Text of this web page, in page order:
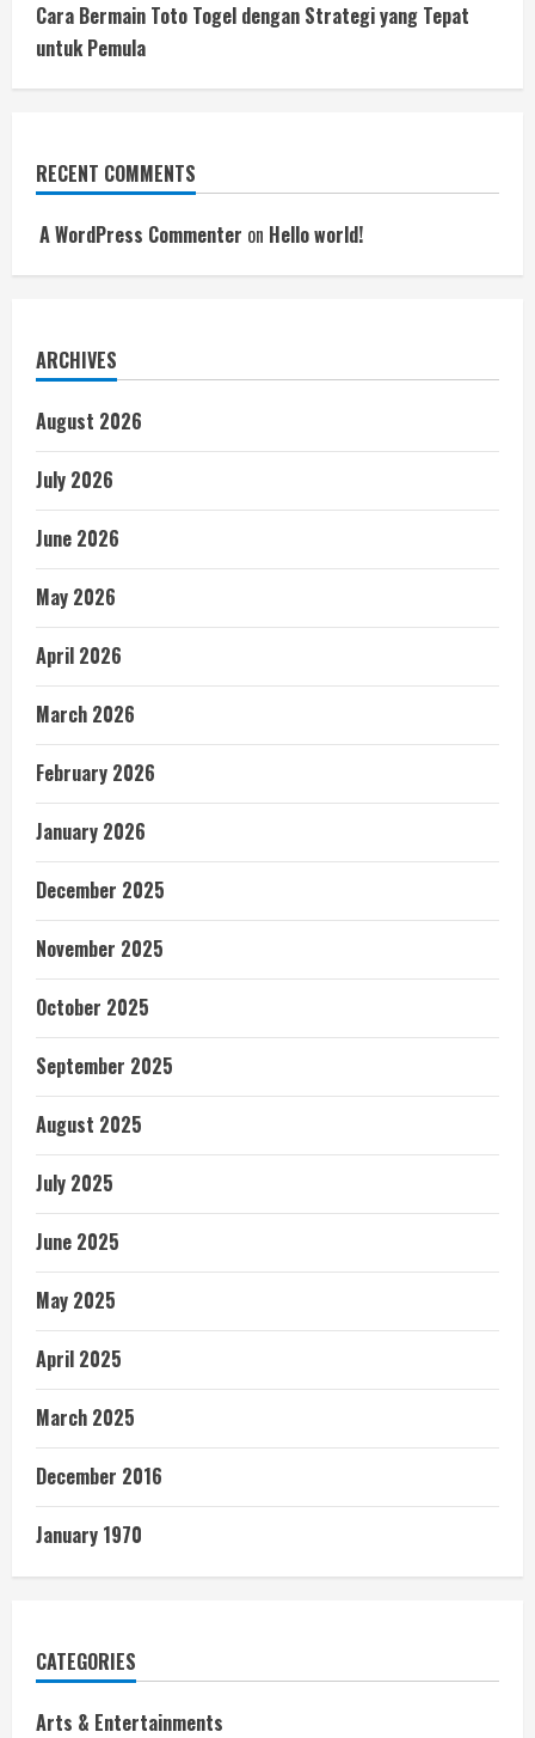
Cara Bermain Toto Togel dengan Strategi yang Tepat
untuk Pemula
RECENT COMMENTS
A WordPress Commenter on Hello world!
ARCHIVES
August 2026
July 2026
June 2026
May 2026
April 2026
March 2026
February 2026
January 2026
December 2025
November 2025
October 2025
September 2025
August 2025
July 2025
June 2025
May 2025
April 2025
March 2025
December 2016
January 1970
CATEGORIES
Arts & Entertainments